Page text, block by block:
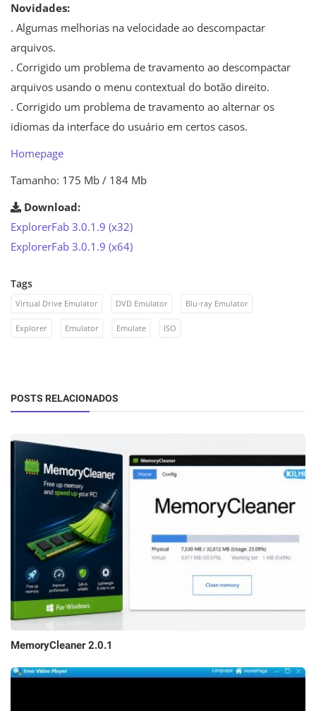
Novidades:
. Algumas melhorias na velocidade ao descompactar
arquivos.
. Corrigido um problema de travamento ao descompactar
arquivos usando o menu contextual do botão direito.
. Corrigido um problema de travamento ao alternar os
idiomas da interface do usuário em certos casos.
Homepage
Tamanho: 175 Mb / 184 Mb
Download:
ExplorerFab 3.0.1.9 (x32)
ExplorerFab 3.0.1.9 (x64)
Tags
Virtual Drive Emulator DVD Emulator Blu-ray Emulator
Explorer Emulator Emulate ISO
POSTS RELACIONADOS
MemoryCleaner 2.0.1